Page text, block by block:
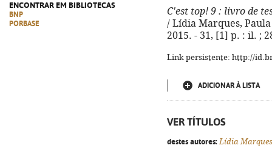
ENCONTRAR EM BIBLIOTECAS
BNP
PORBASE
C'est top! 9 : livro de
/ Lídia Marques, Paula
2015. - 31, [1] p. : il. ;
Link persistente: http://
ADICIONAR À LISTA
VER TÍTULOS
destes autores: Lídia Marques